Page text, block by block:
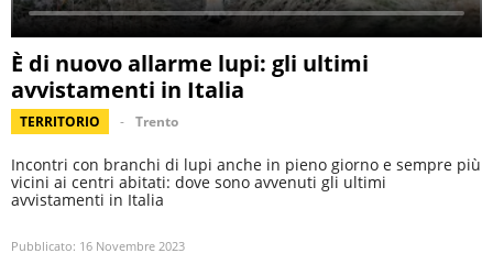
È di nuovo allarme lupi: gli ultimi
avvistamenti in Italia
TERRITORIO Trento
Incontri con branchi di lupi anche in pieno giorno e sempre più
vicini ai centri abitati: dove sono avvenuti gli ultimi
avvistamenti in Italia
Pubblicato: 16 Novembre 2023